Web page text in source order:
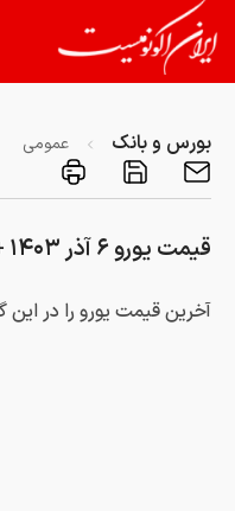
بورس و بانک عمومی
قیمت یورو ۶ آذر ۱۴۰۳ + جدول
آخرین قیمت یورو را در این